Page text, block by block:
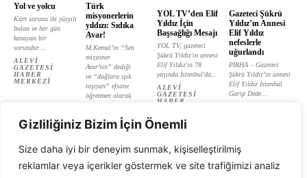
Gizliliğiniz Bizim İçin Önemli
Size daha iyi bir deneyim sunmak, kişiselleştirilmiş
reklamlar veya içerikler göstermek ve site trafiğimizi analiz
Yol ve yolcu
Kürt sorunu iki yüzyılı
bulan ve her gün
kanayan bir
sorundur....
ALEVI
GAZETESI
HABER
MERKEZI
Türk
misyonerlerin
yıldızı: Sıdıka
Avar!
M.Kemal’in “Sen
misyoner
Avar’sın” dediği
ve “dağlara ışık
taşıyan” efsane
öğretmen olarak
ALEVI
GAZETESI
YOL TV’den Elif
Yıldız İçin
Başsağlığı Mesajı
YOL TV, gazeteci
Şükrü Yıldız'ın annesi
Elif Yıldız'ın 78
yaşında İstanbul'da...
ALEVI
GAZETESI
HABER
Gazeteci Şükrü
Yıldız’ın Annesi
Elif Yıldız
nefeslerle
uğurlandı
PİRHA – Gazeteci
Şükrü Yıldız’ın annesi
Elif Yıldız İstanbul
Garip Dede...